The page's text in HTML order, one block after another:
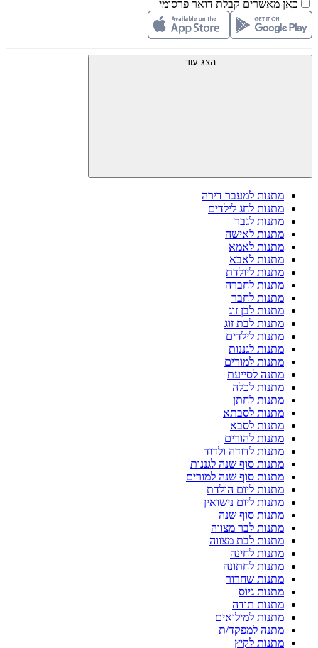
כאן מאשרים קבלת דואר פרסומי
הצג עוד
מתנות למעבר דירה
מתנות לחג לילדים
מתנות לגבר
מתנות לאישה
מתנות לאמא
מתנות לאבא
מתנות ליולדת
מתנות לחברה
מתנות לחבר
מתנות לבן זוג
מתנות לבת זוג
מתנות לילדים
מתנות לגננות
מתנות למורים
מתנה לסייעת
מתנות לכלה
מתנות לחתן
מתנות לסבתא
מתנות לסבא
מתנות להורים
מתנות לדודה ולדוד
מתנות סוף שנה לגננות
מתנות סוף שנה למורים
מתנות ליום הולדת
מתנות ליום נישואין
מתנות סוף שנה
מתנות לבר מצווה
מתנות לבת מצווה
מתנות לחינה
מתנות לחתונה
מתנות שחרור
מתנות גיוס
מתנות תודה
מתנות למילואים
מתנה למפקד/ת
מתנות לקיץ